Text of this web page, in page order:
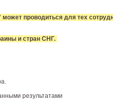
проводиться для тех
и стран СНГ.
результатами